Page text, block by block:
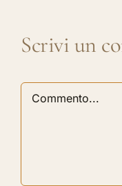
Scrivi un
Commento